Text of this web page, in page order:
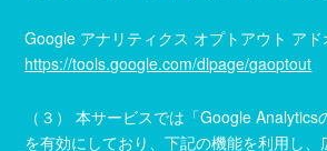
Google アナリティクス オプトアウト アド
https://tools.google.com/dlpage/gaoptout
（３） 本サービスでは「Google Analytics
を有効にしており、下記の機能を利用し